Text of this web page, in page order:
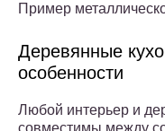
Пример
Деревянные
особенности
Любой интерьер и